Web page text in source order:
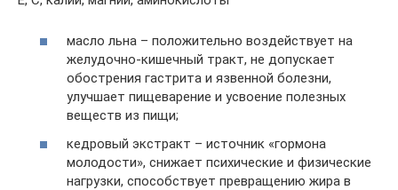
масло льна – положительно воздействует на
желудочно-кишечный тракт, не допускает
обострения гастрита и язвенной болезни,
улучшает пищеварение и усвоение полезных
веществ из пищи;
кедровый экстракт – источник «гормона
молодости», снижает психические и физические
нагрузки, способствует превращению жира в